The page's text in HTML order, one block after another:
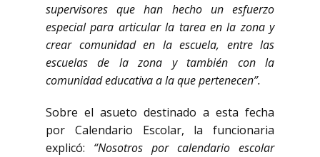
supervisores que han hecho un esfuerzo
especial para articular la tarea en la zona y
crear comunidad en la escuela, entre las
escuelas de la zona y también con la
comunidad educativa a la que pertenecen”.
Sobre el asueto destinado a esta fecha
por Calendario Escolar, la funcionaria
explicó: “Nosotros por calendario escolar